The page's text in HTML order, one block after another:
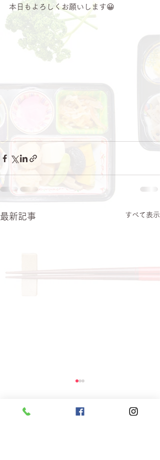
本日もよろしくお願いします😀
最新記事 すべて表示